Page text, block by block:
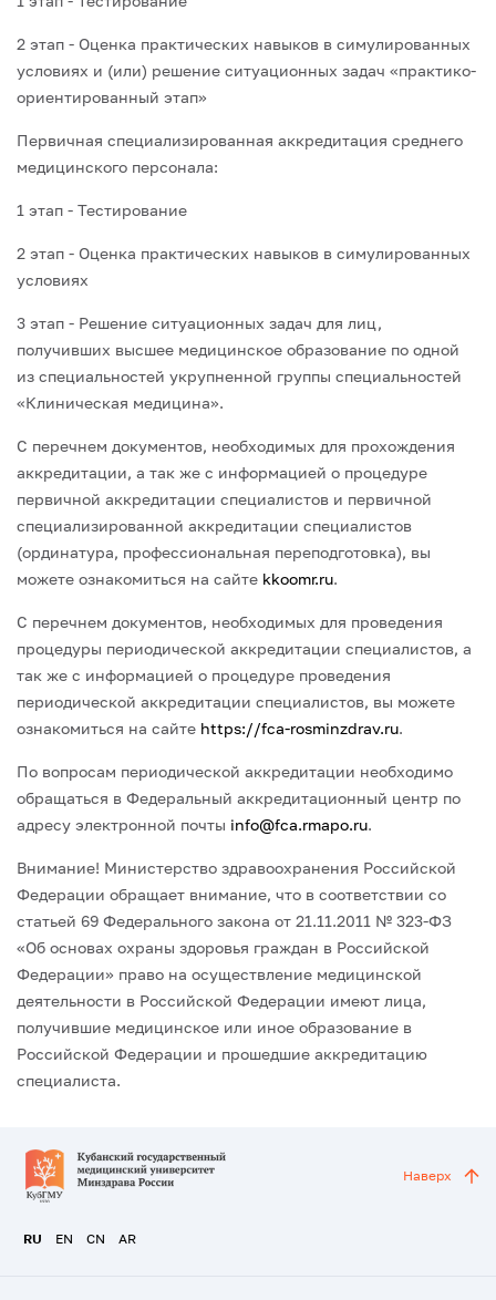
2 этап - Оценка практических навыков в симулированных
условиях и (или) решение ситуационных задач «практико-
ориентированный этап»
Первичная специализированная аккредитация среднего
медицинского персонала:
1 этап - Тестирование
2 этап - Оценка практических навыков в симулированных
условиях
3 этап - Решение ситуационных задач для лиц,
получивших высшее медицинское образование по одной
из специальностей укрупненной группы специальностей
«Клиническая медицина».
С перечнем документов, необходимых для прохождения
аккредитации, а так же с информацией о процедуре
первичной аккредитации специалистов и первичной
специализированной аккредитации специалистов
(ординатура, профессиональная переподготовка), вы
можете ознакомиться на сайте kkoomr.ru.
С перечнем документов, необходимых для проведения
процедуры периодической аккредитации специалистов, а
так же с информацией о процедуре проведения
периодической аккредитации специалистов, вы можете
ознакомиться на сайте https://fca-rosminzdrav.ru.
По вопросам периодической аккредитации необходимо
обращаться в Федеральный аккредитационный центр по
адресу электронной почты info@fca.rmapo.ru.
Внимание! Министерство здравоохранения Российской
Федерации обращает внимание, что в соответствии со
статьей 69 Федерального закона от 21.11.2011 № 323-ФЗ
«Об основах охраны здоровья граждан в Российской
Федерации» право на осуществление медицинской
деятельности в Российской Федерации имеют лица,
получившие медицинское или иное образование в
Российской Федерации и прошедшие аккредитацию
специалиста.
RU EN CN AR
Наверх